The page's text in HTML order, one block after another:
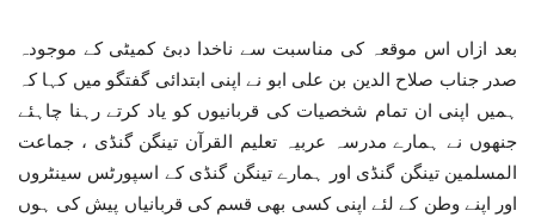
بعد ازاں اس موقعہ کی مناسبت سے ناخدا دبئ کمیٹی کے موجودہ
صدر جناب صلاح الدین بن علی ابو نے اپنی ابتدائی گفتگو میں کہا کہ
ہمیں اپنی ان تمام شخصیات کی قربانیوں کو یاد کرتے رہنا چاہئے
جنھوں نے ہمارے مدرسہ عربیہ تعلیم القرآن تینگن گنڈی ، جماعت
المسلمین تینگن گنڈی اور ہمارے تینگن گنڈی کے اسپورٹس سینٹروں
اور اپنے وطن کے لئے اپنی کسی بھی قسم کی قربانیاں پیش کی ہوں